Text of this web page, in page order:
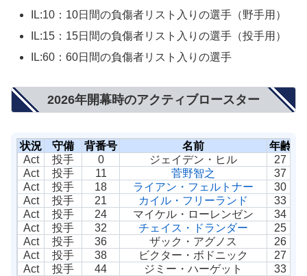
IL:10：10日間の負傷者リスト入りの選手（野手用）
IL:15：15日間の負傷者リスト入りの選手（投手用）
IL:60：60日間の負傷者リスト入りの選手
2026年開幕時のアクティブロースター
状況 守備 背番号 名前 年齢
Act
投手 0 ジェイデン・ヒル
27
Act
投手 11 菅野智之
37
Act
投手 18 ライアン・フェルトナー
30
Act
投手 21 カイル・フリーランド
33
Act
投手 24 マイケル・ローレンゼン
34
Act
投手 32 チェイス・ドランダー
25
Act
投手 36 ザック・アグノス
26
Act
投手 38 ビクター・ボドニック
27
Act
投手 44 ジミー・ハーゲット
33